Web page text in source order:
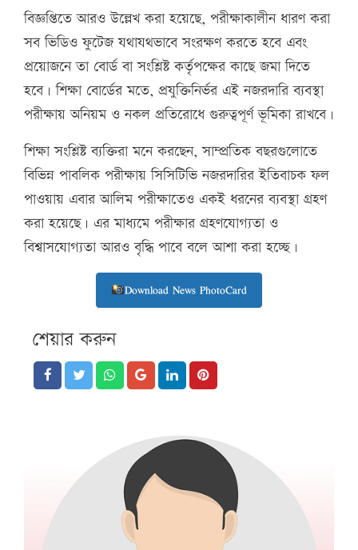
বিজ্ঞপ্তিতে আরও উল্লেখ করা হয়েছে, পরীক্ষাকালীন ধারণ করা
সব ভিডিও ফুটেজ যথাযথভাবে সংরক্ষণ করতে হবে এবং
প্রয়োজনে তা বোর্ড বা সংশ্লিষ্ট কর্তৃপক্ষের কাছে জমা দিতে
হবে। শিক্ষা বোর্ডের মতে, প্রযুক্তিনির্ভর এই নজরদারি ব্যবস্থা
পরীক্ষায় অনিয়ম ও নকল প্রতিরোধে গুরুত্বপূর্ণ ভূমিকা রাখবে।
শিক্ষা সংশ্লিষ্ট ব্যক্তিরা মনে করছেন, সাম্প্রতিক বছরগুলোতে
বিভিন্ন পাবলিক পরীক্ষায় সিসিটিভি নজরদারির ইতিবাচক ফল
পাওয়ায় এবার আলিম পরীক্ষাতেও একই ধরনের ব্যবস্থা গ্রহণ
করা হয়েছে। এর মাধ্যমে পরীক্ষার গ্রহণযোগ্যতা ও
বিশ্বাসযোগ্যতা আরও বৃদ্ধি পাবে বলে আশা করা হচ্ছে।
Download News PhotoCard
শেয়ার করুন